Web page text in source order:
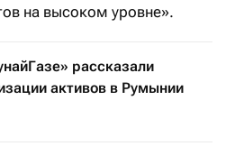
на высоком уровне».
рассказали
активов в Румынии